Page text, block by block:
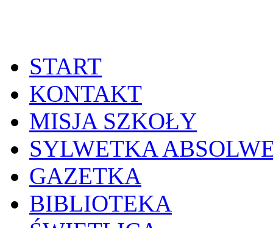
START
KONTAKT
MISJA SZKOŁY
SYLWETKA
GAZETKA
BIBLIOTEKA